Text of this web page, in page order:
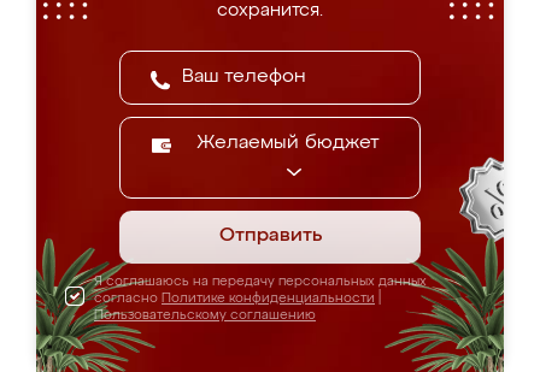
сохранится.
Желаемый бюджет
Отправить
Я соглашаюсь на передачу персональных данных
согласно Политике конфиденциальности
Пользовательскому соглашению